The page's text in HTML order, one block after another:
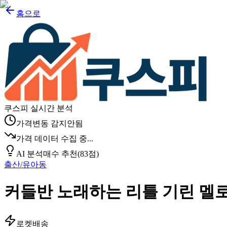
홈으로
쿠스피 실시간 분석
가격변동 감지안됨
가격 데이터 수집 중...
AI 분석매수 추천(83점)
출산/유아동
커들반 노래하는 리틀 기린 멜
로켓배송